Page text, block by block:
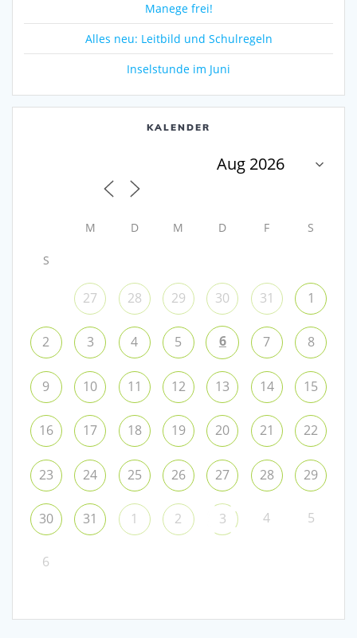
Manege frei!
Alles neu: Leitbild und Schulregeln
Inselstunde im Juni
KALENDER
M D M D F S
S
27 28 29 30 31 1
2 3 4 5 6 7 8
9 10 11 12 13 14 15
16 17 18 19 20 21 22
23 24 25 26 27 28 29
30 31 1 2 3 4 5
6